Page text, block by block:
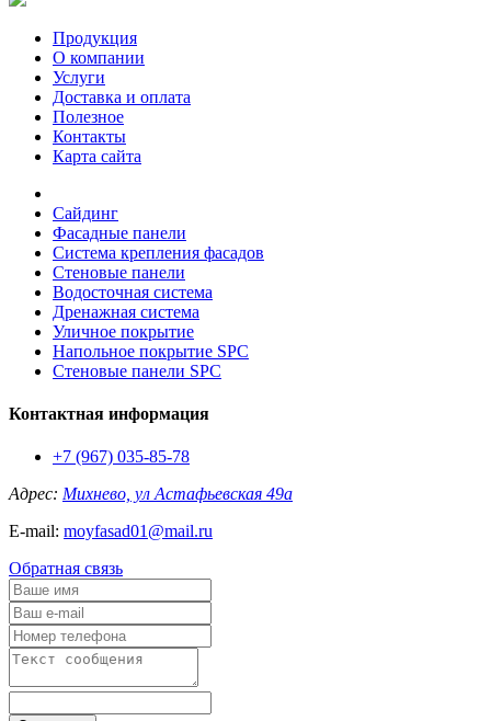
Продукция
О компании
Услуги
Доставка и оплата
Полезное
Контакты
Карта сайта
Сайдинг
Фасадные панели
Система крепления фасадов
Стеновые панели
Водосточная система
Дренажная система
Уличное покрытие
Напольное покрытие SPC
Стеновые панели SPC
Контактная информация
+7 (967) 035-85-78
Адрес: Михнево, ул Астафьевская 49а
E-mail: moyfasad01@mail.ru
Обратная связь